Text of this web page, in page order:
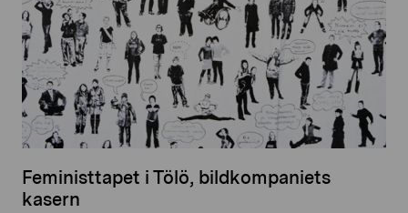
Feministtapet i Tölö, bildkompaniets
kasern